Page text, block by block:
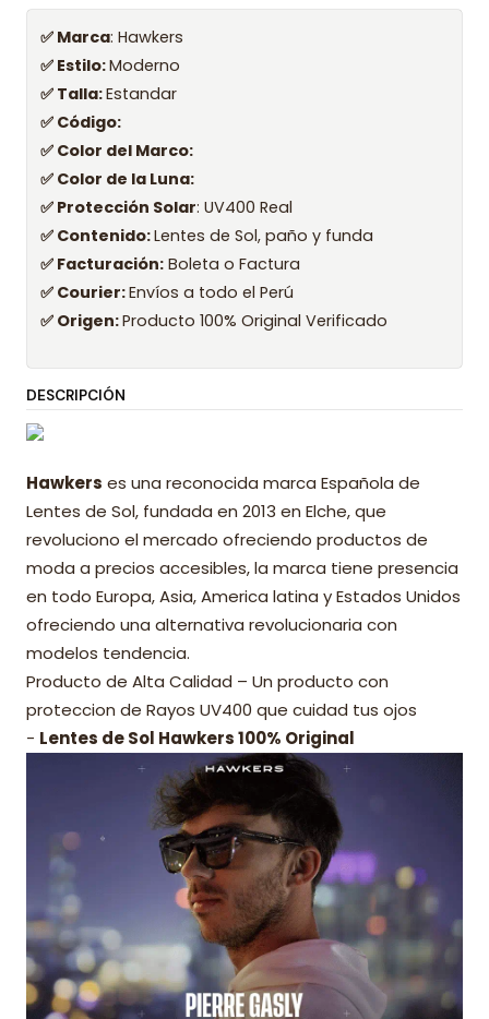
✅ Marca: Hawkers
✅ Estilo:Moderno
✅ Talla:Estandar
✅ Código:
✅ Color del Marco:
✅ Color de la Luna:
✅ Protección Solar: UV400 Real
✅ Contenido:Lentes de Sol, paño y funda
✅ Facturación: Boleta o Factura
✅ Courier:Envíos a todo el Perú
✅ Origen:Producto 100% Original Verificado
DESCRIPCIÓN
Hawkers es una reconocida marca Española de
Lentes de Sol, fundada en 2013 en Elche, que
revoluciono el mercado ofreciendo productos de
moda a precios accesibles, la marca tiene presencia
en todo Europa, Asia, America latina y Estados Unidos
ofreciendo una alternativa revolucionaria con
modelos tendencia.
Producto de Alta Calidad – Un producto con
proteccion de Rayos UV400 que cuidad tus ojos
- Lentes de Sol Hawkers 100% Original